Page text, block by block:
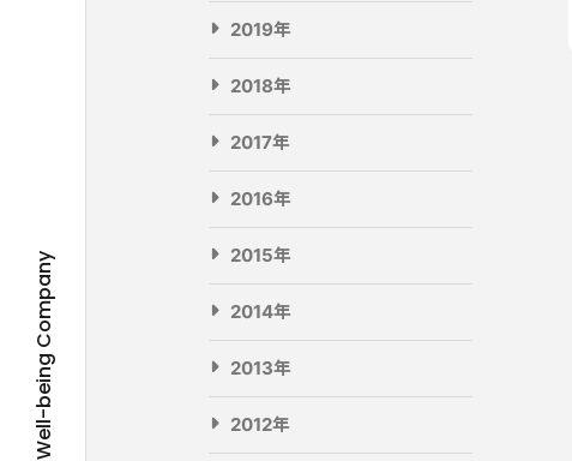
2019年
2018年
2017年
2016年
2015年
2014年
2013年
2012年
Well-being Company